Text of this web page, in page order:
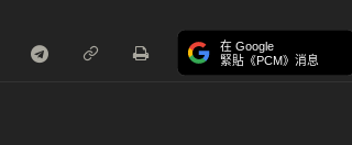
在 Google
緊貼《PCM》消息